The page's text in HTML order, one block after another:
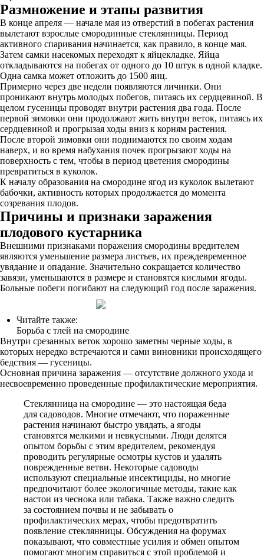
Размножение и этапы развития
В конце апреля — начале мая из отверстий в побегах растения
вылетают взрослые смородинные стеклянницы. Период
активного спаривания начинается, как правило, в конце мая.
Затем самки насекомых переходят к яйцекладке. Яйца
откладываются на побегах от одного до 10 штук в одной кладке.
Одна самка может отложить до 1500 яиц.
Примерно через две недели появляются личинки. Они
проникают внутрь молодых побегов, питаясь их сердцевиной. В
целом гусеницы проводят внутри растения два года. После
первой зимовки они продолжают жить внутри веток, питаясь их
сердцевиной и прогрызая ходы вниз к корням растения.
После второй зимовки они поднимаются по своим ходам
наверх, и во время набухания почек прогрызают ходы на
поверхность с тем, чтобы в период цветения смородины
превратиться в куколок.
К началу образования на смородине ягод из куколок вылетают
бабочки, активность которых продолжается до момента
созревания плодов.
Причины и признаки заражения
плодового кустарника
Внешними признаками поражения смородины вредителем
являются уменьшение размера листьев, их преждевременное
увядание и опадание. Значительно сокращается количество
завязи, уменьшаются в размере и становятся кислыми ягоды.
Больные побеги погибают на следующий год после заражения.
Читайте также:
Борьба с тлей на смородине
Внутри срезанных веток хорошо заметны черные ходы, в
которых нередко встречаются и сами виновники происходящего
бедствия — гусеницы.
Основная причина заражения — отсутствие должного ухода и
несвоевременно проведенные профилактические мероприятия.
Стеклянница на смородине — это настоящая беда
для садоводов. Многие отмечают, что пораженные
растения начинают быстро увядать, а ягоды
становятся мелкими и невкусными. Люди делятся
опытом борьбы с этим вредителем, рекомендуя
проводить регулярные осмотры кустов и удалять
поврежденные ветви. Некоторые садоводы
используют специальные инсектициды, но многие
предпочитают более экологичные методы, такие как
настои из чеснока или табака. Также важно следить
за состоянием почвы и не забывать о
профилактических мерах, чтобы предотвратить
появление стеклянницы. Обсуждения на форумах
показывают, что совместные усилия и обмен опытом
помогают многим справиться с этой проблемой и